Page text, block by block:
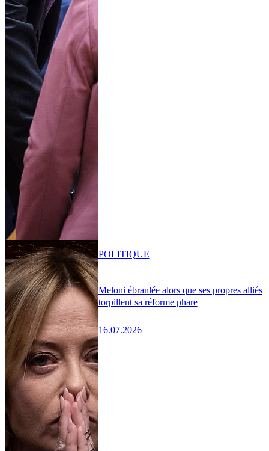
Meloni ébranlée alors que ses propres alliés
torpillent sa réforme phare
16.07.2026
POLITIQUE